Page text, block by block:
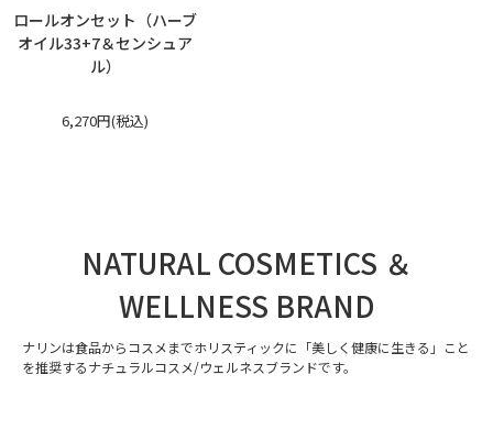
ロールオンセット（ハーブ
オイル33+7＆センシュア
ル）
6,270円(税込)
NATURAL COSMETICS ＆
WELLNESS BRAND
ナリンは食品からコスメまでホリスティックに「美しく健康に生きる」こと
を推奨するナチュラルコスメ/ウェルネスブランドです。